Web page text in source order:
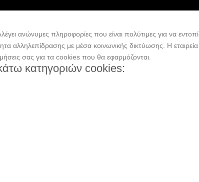
ανώνυμες πληροφορίες που είναι πολύτιμες για να
αλληλεπίδρασης με μέσα κοινωνικής δικτύωσης. H
σας για τα cookies που θα εφαρμόζονται.
κατηγοριών cookies: